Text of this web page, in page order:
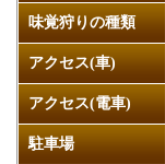
味覚狩りの種類
アクセス(車)
アクセス(電車)
駐車場